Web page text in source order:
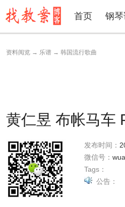
首页 钢
资料阅览 → 乐谱 → 韩国流行歌曲
黄仁昱 布帐马车
发布时间：
微信号：
Tags：
公告：